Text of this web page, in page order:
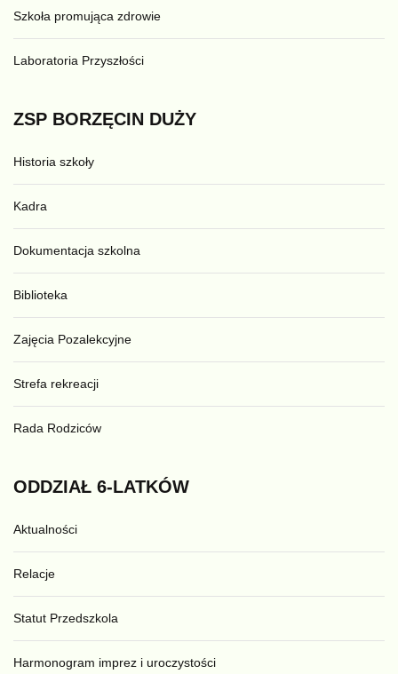
Szkoła promująca zdrowie
Laboratoria Przyszłości
ZSP BORZĘCIN DUŻY
Historia szkoły
Kadra
Dokumentacja szkolna
Biblioteka
Zajęcia Pozalekcyjne
Strefa rekreacji
Rada Rodziców
ODDZIAŁ 6-LATKÓW
Aktualności
Relacje
Statut Przedszkola
Harmonogram imprez i uroczystości